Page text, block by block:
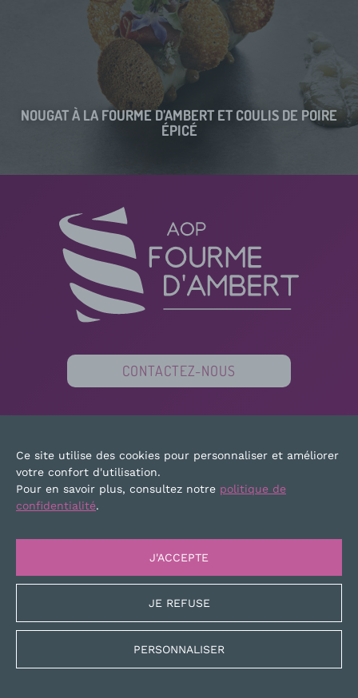
NOUGAT À LA FOURME D’AMBERT ET COULIS DE POIRE
ÉPICÉ
CONTACTEZ-NOUS
PLAN DU SITE MENTIONS LÉGALES
Ce site utilise des cookies pour personnaliser et améliorer
votre confort d'utilisation.
Pour en savoir plus, consultez notre politique de
confidentialité.
J'ACCEPTE
JE REFUSE
PERSONNALISER